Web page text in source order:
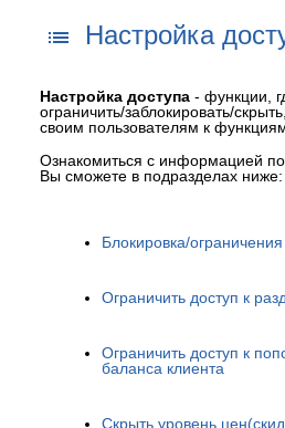
list Настройка
Настройка доступа - функции,
ограничить/заблокировать/
своим пользователям к
Ознакомиться с информацией
Вы сможете в подразделах ниже:
Блокировка/ограничения
Ограничить доступ к
Ограничить доступ к
баланса клиента
Скрыть уровень